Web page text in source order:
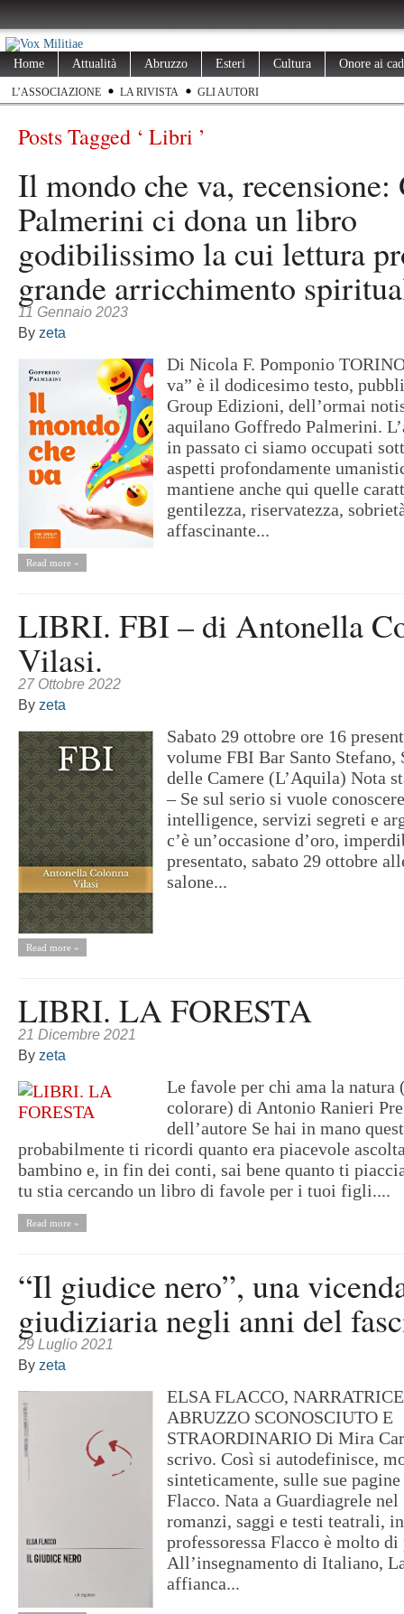
Home Attualità Abruzzo Esteri Cultura Onore ai
L’ASSOCIAZIONE LA RIVISTA GLI AUTORI
Posts Tagged ‘ Libri ’
Il mondo che va,
Palmerini ci dona un libro
godibilissimo la cui lettura
grande arricchimento
11 Gennaio 2023
By zeta
Di Nicola F. Pomponio
va” è il dodicesimo testo,
Group Edizioni, dell’ormai
aquilano Goffredo Palmerini.
in passato ci siamo occupati
aspetti profondamente
mantiene anche qui quelle
gentilezza, riservatezza,
affascinante...
Read more »
LIBRI. FBI – di Antonella
Vilasi.
27 Ottobre 2022
By zeta
Sabato 29 ottobre ore 16
volume FBI Bar Santo Stefano,
delle Camere (L’Aquila) Nota
– Se sul serio si vuole
intelligence, servizi segreti e
c’è un’occasione d’oro,
presentato, sabato 29 ottobre
salone...
Read more »
LIBRI. LA FORESTA
21 Dicembre 2021
By zeta
Le favole per chi ama la natura
colorare) di Antonio Ranieri
dell’autore Se hai in mano
probabilmente ti ricordi quanto era piacevole
bambino e, in fin dei conti, sai bene quanto ti
tu stia cercando un libro di favole per i tuoi figli....
Read more »
“Il giudice nero”, una
giudiziaria negli anni del
29 Luglio 2021
By zeta
ELSA FLACCO,
ABRUZZO SCONOSCIUTO E
STRAORDINARIO Di Mira
scrivo. Così si autodefinisce,
sinteticamente, sulle sue
Flacco. Nata a Guardiagrele
romanzi, saggi e testi teatrali,
professoressa Flacco è molto di
All’insegnamento di Italiano,
affianca...